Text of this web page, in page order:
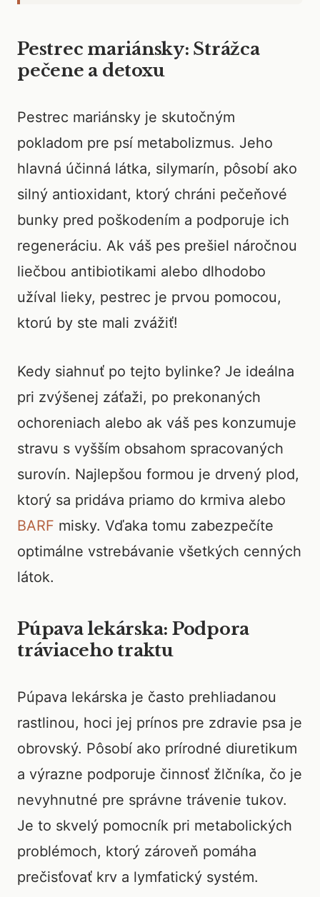
Pestrec mariánsky: Strážca
pečene a detoxu
Pestrec mariánsky je skutočným
pokladom pre psí metabolizmus. Jeho
hlavná účinná látka, silymarín, pôsobí ako
silný antioxidant, ktorý chráni pečeňové
bunky pred poškodením a podporuje ich
regeneráciu. Ak váš pes prešiel náročnou
liečbou antibiotikami alebo dlhodobo
užíval lieky, pestrec je prvou pomocou,
ktorú by ste mali zvážiť!
Kedy siahnuť po tejto bylinke? Je ideálna
pri zvýšenej záťaži, po prekonaných
ochoreniach alebo ak váš pes konzumuje
stravu s vyšším obsahom spracovaných
surovín. Najlepšou formou je drvený plod,
ktorý sa pridáva priamo do krmiva alebo
BARF misky. Vďaka tomu zabezpečíte
optimálne vstrebávanie všetkých cenných
látok.
Púpava lekárska: Podpora
tráviaceho traktu
Púpava lekárska je často prehliadanou
rastlinou, hoci jej prínos pre zdravie psa je
obrovský. Pôsobí ako prírodné diuretikum
a výrazne podporuje činnosť žlčníka, čo je
nevyhnutné pre správne trávenie tukov.
Je to skvelý pomocník pri metabolických
problémoch, ktorý zároveň pomáha
prečisťovať krv a lymfatický systém.